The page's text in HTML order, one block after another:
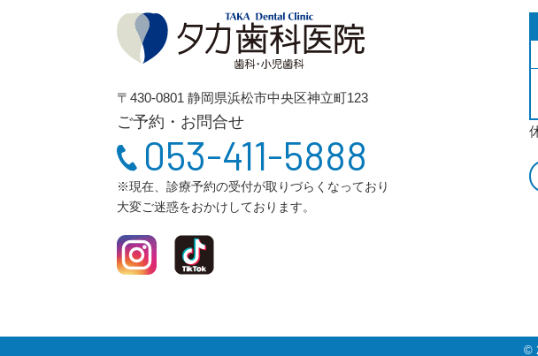
〒430-0801 静岡県浜松市中央区神立町123
ご予約・お問合せ
053-411-5888
※現在、診療予約の受付が取りづらくなっており
大変ご迷惑をおかけしております。
©